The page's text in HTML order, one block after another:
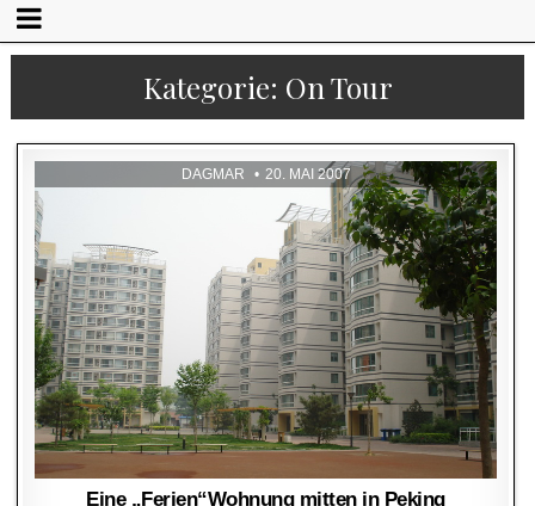
Kategorie: On Tour
DAGMAR 20. MAI 2007
Eine „Ferien“Wohnung mitten in Peking